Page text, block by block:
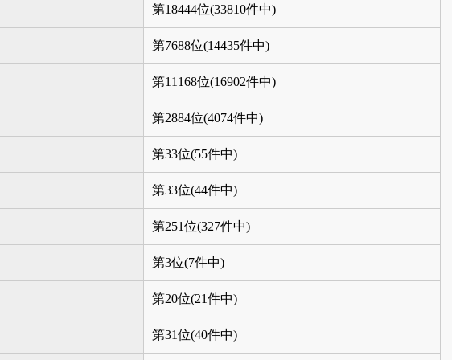
第18444位(33810件中)
第7688位(14435件中)
第11168位(16902件中)
第2884位(4074件中)
第33位(55件中)
第33位(44件中)
第251位(327件中)
第3位(7件中)
第20位(21件中)
第31位(40件中)